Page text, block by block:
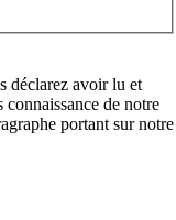
déclarez avoir lu et
connaissance de notre
portant sur notre